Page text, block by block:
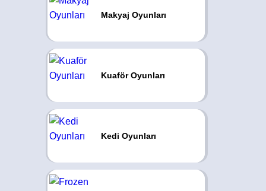
Makyaj Oyunları
Kuaför Oyunları
Kedi Oyunları